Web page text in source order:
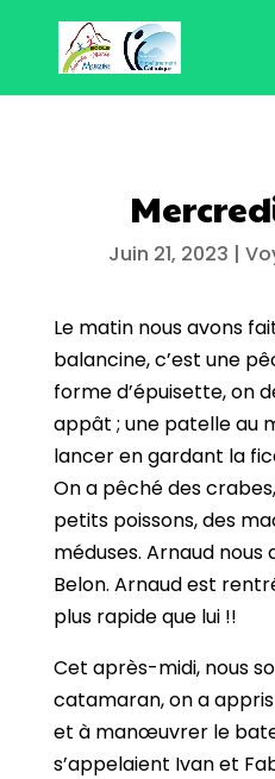
Juin 21, 2023 |
Le matin nous avons
balancine, c’est une
forme d’épuisette, on
appât ; une patelle au
lancer en gardant la
On a pêché des
petits poissons, des
méduses. Arnaud
Belon. Arnaud est
plus rapide que lui !!
Cet après-midi, nous
catamaran, on a
et à manœuvrer le
s’appelaient Ivan et